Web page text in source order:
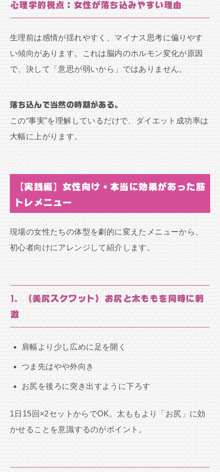
心理学的視点：女性が落ち込みやすい理由
生理前は感情が揺れやすく、マイナス思考に偏りやす
い傾向があります。これは脳内のホルモン変化が原因
で、決して「意思が弱いから」ではありません。
落ち込んで当然の時期がある。
この“事実”を理解しているだけで、ダイエット成功率は
大幅に上がります。
【実践編】女性向け・本当に効果があった筋
トレメニュー
現場の女性たちの体型を劇的に変えたメニューから、
初心者向けにアレンジして紹介します。
1. 《美尻スクワット》お尻と太ももを同時に刺
激
肩幅より少し広めに足を開く
つま先はやや外向き
お尻を後ろに突き出すように下ろす
1日15回×2セットからでOK。太ももより「お尻」に効
かせることを意識するのがポイント。